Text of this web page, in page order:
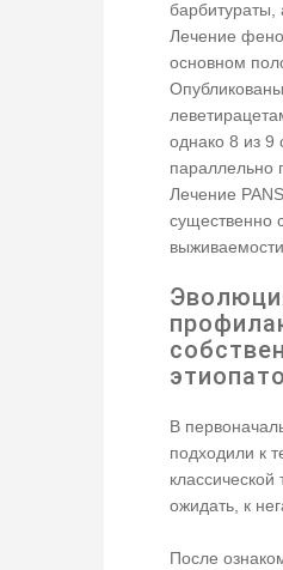
Лечение
основном
однако 8 из 9
параллельно
Лечение
существенно
В
подходили к
ожидать, к
После